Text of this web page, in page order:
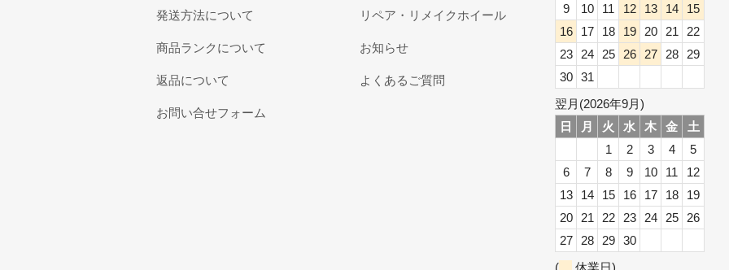
発送方法について
商品ランクについて
返品について
お問い合せフォーム
リペア・リメイクホイール
お知らせ
よくあるご質問
9
10 11 12 13 14
15
16
17 18 19 20 21
22
23
24 25 26 27 28
29
30
31
翌月(2026年9月)
日
月 火 水 木 金
土
1
2 3 4
5
6
7 8 9 10 11
12
13
14 15 16 17 18
19
20
21 22 23 24 25
26
27
28 29
30
(
休業日)